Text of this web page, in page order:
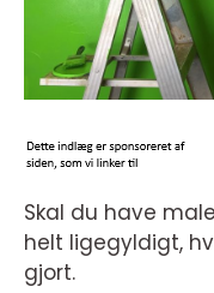
Skal du have
helt ligegyldigt,
gjort.